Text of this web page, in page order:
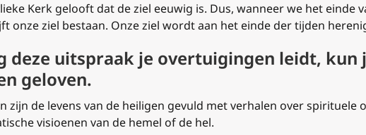
Kerk gelooft dat de ziel eeuwig is. Dus, wanneer we het einde
onze ziel bestaan. Onze ziel wordt aan het einde der tijden
deze uitspraak je overtuigingen leidt, kun
geloven.
zijn de levens van de heiligen gevuld met verhalen over
visioenen van de hemel of de hel.